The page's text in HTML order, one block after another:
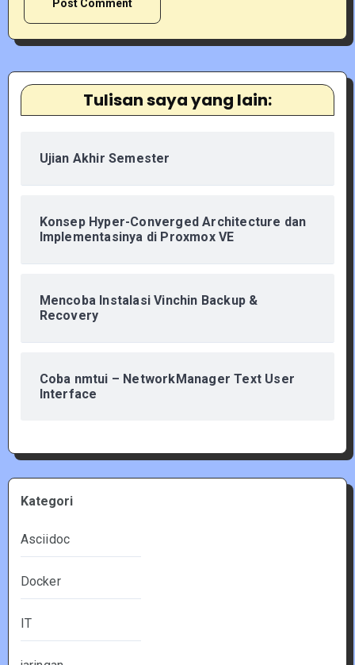
Tulisan saya yang lain:
Ujian Akhir Semester
Konsep Hyper-Converged Architecture dan
Implementasinya di Proxmox VE
Mencoba Instalasi Vinchin Backup &
Recovery
Coba nmtui – NetworkManager Text User
Interface
Kategori
Asciidoc
Docker
IT